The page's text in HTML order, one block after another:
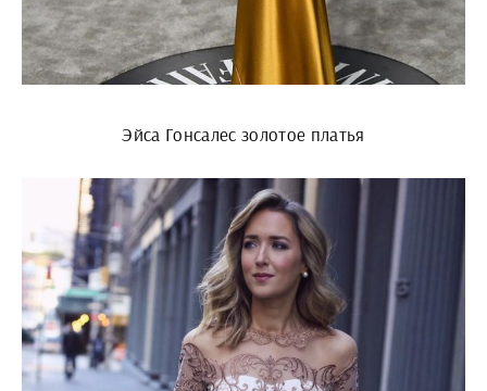
Эйса Гонсалес золотое платья